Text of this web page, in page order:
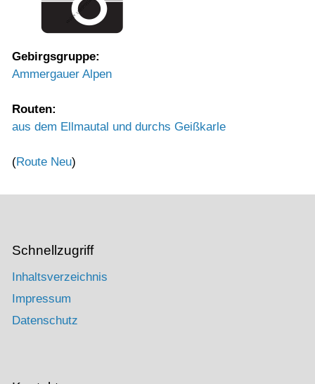
Gebirgsgruppe:
Ammergauer Alpen
Routen:
aus dem Ellmautal und durchs Geißkarle
(Route Neu)
Schnellzugriff
Inhaltsverzeichnis
Impressum
Datenschutz